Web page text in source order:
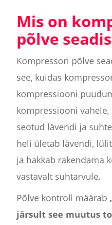
Mis on
põlve
Kompressori põlve
see, kuidas
kompressiooni
kompressiooni
seotud lävendi ja
heli ületab lävendi,
ja hakkab rakendama
vastavalt suhtarvule.
Põlve kontroll määrab
järsult see muutus